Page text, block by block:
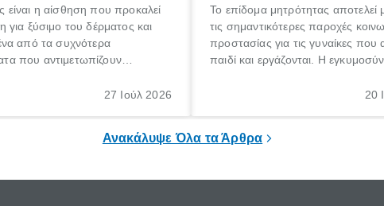
είναι η αίσθηση που προκαλεί
για ξύσιμο του δέρματος και
από τα συχνότερα
που αντιμετωπίζουν
για το «κνησμός τι είναι»,
27 Ιούλ 2026
Το επίδομα μητρότητας αποτελεί
τις σημαντικότερες παροχές
προστασίας για τις γυναίκες που
παιδί και εργάζονται. Η
σημαντική περίοδος στη ζωή κάθε
20
Ανακάλυψε Όλα τα Άρθρα